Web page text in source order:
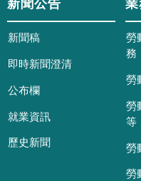
新聞公告
新聞稿
即時新聞澄清
公布欄
就業資訊
歷史新聞
勞
務
勞
勞
等
勞
勞